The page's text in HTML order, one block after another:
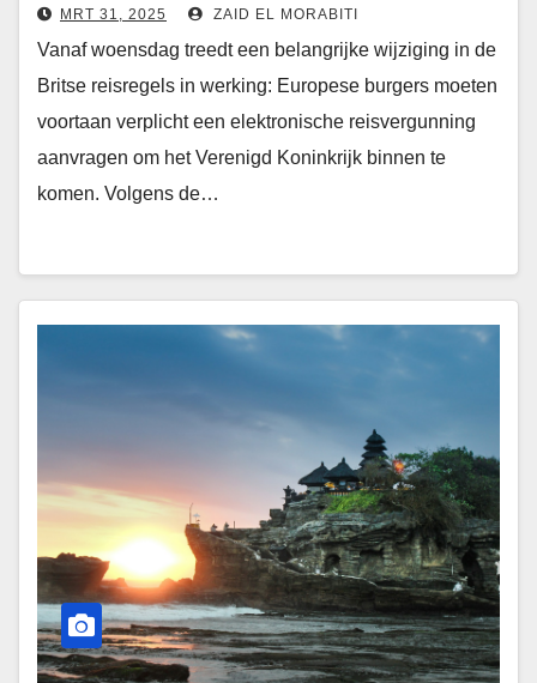
MRT 31, 2025 ZAID EL MORABITI
Vanaf woensdag treedt een belangrijke wijziging in de
Britse reisregels in werking: Europese burgers moeten
voortaan verplicht een elektronische reisvergunning
aanvragen om het Verenigd Koninkrijk binnen te
komen. Volgens de…